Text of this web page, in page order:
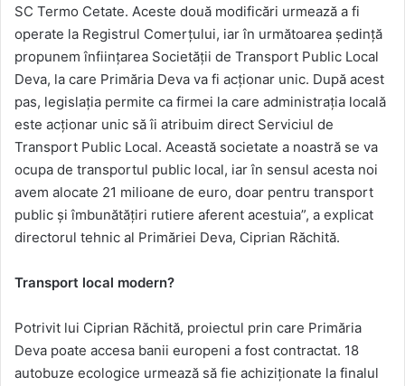
SC Termo Cetate. Aceste două modificări urmează a fi
operate la Registrul Comerțului, iar în următoarea ședință
propunem înființarea Societății de Transport Public Local
Deva, la care Primăria Deva va fi acționar unic. După acest
pas, legislația permite ca firmei la care administrația locală
este acționar unic să îi atribuim direct Serviciul de
Transport Public Local. Această societate a noastră se va
ocupa de transportul public local, iar în sensul acesta noi
avem alocate 21 milioane de euro, doar pentru transport
public și îmbunătățiri rutiere aferent acestuia”, a explicat
directorul tehnic al Primăriei Deva, Ciprian Răchită.
Transport local modern?
Potrivit lui Ciprian Răchită, proiectul prin care Primăria
Deva poate accesa banii europeni a fost contractat. 18
autobuze ecologice urmează să fie achiziționate la finalul